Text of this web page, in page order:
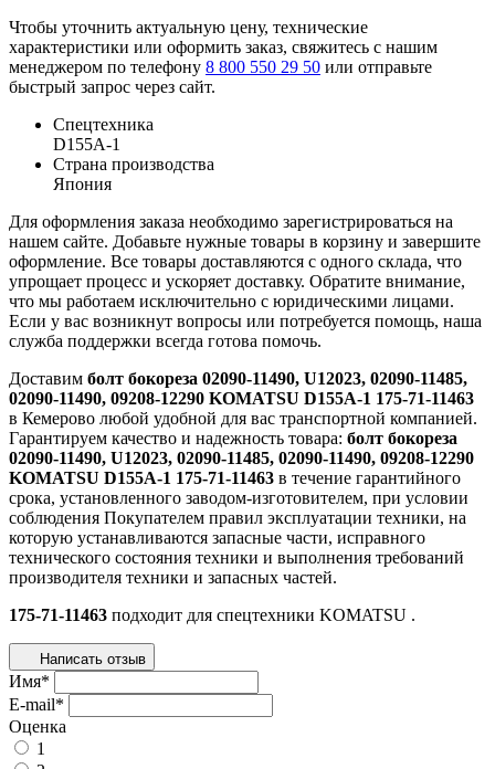
Чтобы уточнить актуальную цену, технические
характеристики или оформить заказ, свяжитесь с нашим
менеджером по телефону 8 800 550 29 50 или отправьте
быстрый запрос через сайт.
Спецтехника
D155A-1
Страна производства
Япония
Для оформления заказа необходимо зарегистрироваться на
нашем сайте. Добавьте нужные товары в корзину и завершите
оформление. Все товары доставляются с одного склада, что
упрощает процесс и ускоряет доставку. Обратите внимание,
что мы работаем исключительно с юридическими лицами.
Если у вас возникнут вопросы или потребуется помощь, наша
служба поддержки всегда готова помочь.
Доставим болт бокореза 02090-11490, U12023, 02090-11485,
02090-11490, 09208-12290 KOMATSU D155A-1 175-71-11463
в Кемерово любой удобной для вас транспортной компанией.
Гарантируем качество и надежность товара: болт бокореза
02090-11490, U12023, 02090-11485, 02090-11490, 09208-12290
KOMATSU D155A-1 175-71-11463 в течение гарантийного
срока, установленного заводом-изготовителем, при условии
соблюдения Покупателем правил эксплуатации техники, на
которую устанавливаются запасные части, исправного
технического состояния техники и выполнения требований
производителя техники и запасных частей.
175-71-11463 подходит для спецтехники KOMATSU .
Написать отзыв
Имя*
E-mail*
Оценка
1